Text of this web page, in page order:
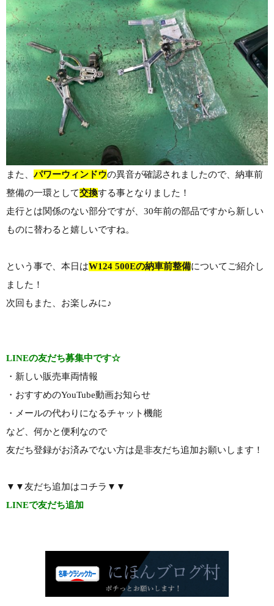
また、 パワーウィンドウの異音が確認されましたので、納車前
整備の一環として交換する事となりました！
走行とは関係のない部分ですが、30年前の部品ですから新しい
ものに替わると嬉しいですね。
という事で、本日はW124 500Eの納車前整備についてご紹介し
ました！
次回もまた、お楽しみに♪
LINEの友だち募集中です☆
・新しい販売車両情報
・おすすめのYouTube動画お知らせ
・メールの代わりになるチャット機能
など、何かと便利なので
友だち登録がお済みでない方は是非友だち追加お願いします！
▼▼友だち追加はコチラ▼▼
LINEで友だち追加